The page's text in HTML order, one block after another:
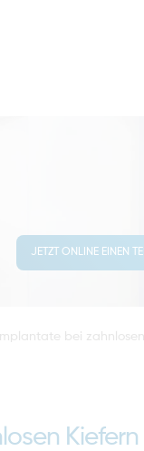
JETZT ONLINE EINEN
Implantate bei
Kiefern